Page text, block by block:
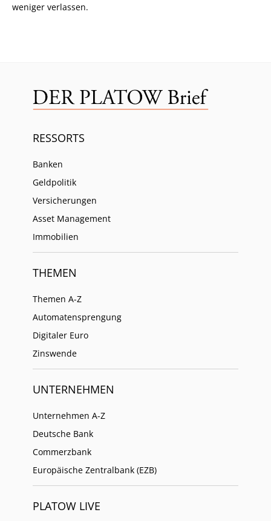
weniger verlassen.
RESSORTS
Banken
Geldpolitik
Versicherungen
Asset Management
Immobilien
THEMEN
Themen A-Z
Automatensprengung
Digitaler Euro
Zinswende
UNTERNEHMEN
Unternehmen A-Z
Deutsche Bank
Commerzbank
Europäische Zentralbank (EZB)
PLATOW LIVE